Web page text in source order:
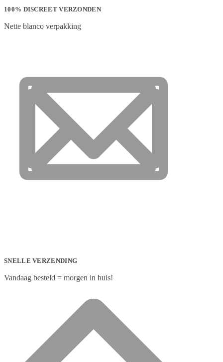
100% DISCREET VERZONDEN
Nette blanco verpakking
SNELLE VERZENDING
Vandaag besteld = morgen in huis!